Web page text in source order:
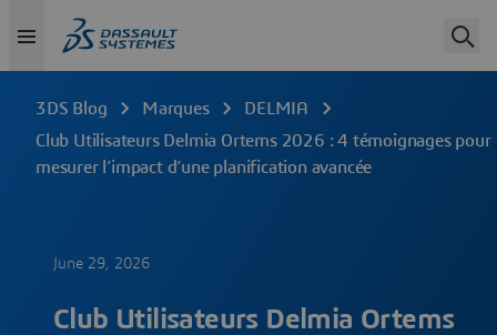
3DS Blog Marques
DELMIA
Club Utilisateurs Delmia Ortems 2026 : 4 témoignages pour
mesurer l’impact d’une planification avancée
June 29, 2026
Club Utilisateurs Delmia Ortems